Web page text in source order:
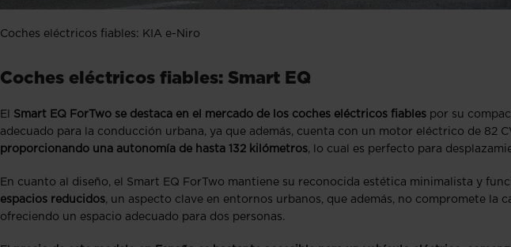
Coches eléctricos fiables: KIA e-Niro
Coches eléctricos fiables: Smart EQ
El Smart EQ ForTwo se destaca en el mercado de los coches eléctricos fiables por su
adecuado para la conducción urbana, ya que además, cuenta con un motor eléctrico de 82
proporcionando una autonomía de hasta 132 kilómetros, lo cual es perfecto para
En cuanto al diseño, el Smart EQ ForTwo mantiene su reconocida estética minimalista y
espacios reducidos, un aspecto clave en entornos urbanos, que además, no compromete la
ofreciendo un espacio adecuado para dos personas.